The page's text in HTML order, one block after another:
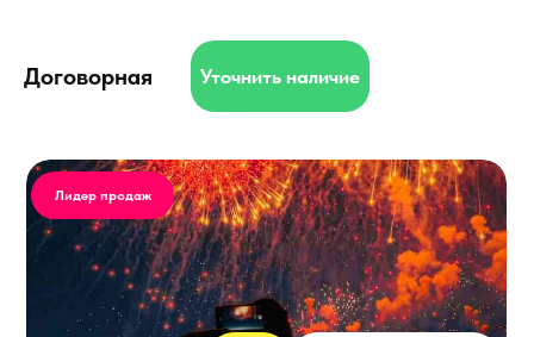
Договорная Уточнить наличие
Лидер продаж